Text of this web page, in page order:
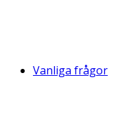
Vanliga frågor